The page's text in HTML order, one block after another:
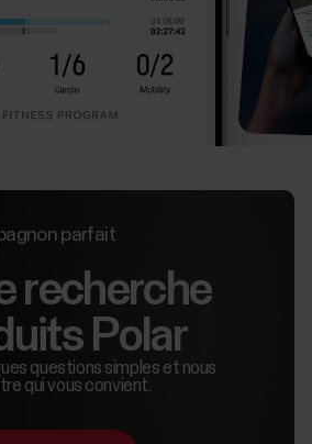
parfait
recherche
Polar
questions simples et nous
qui vous convient.